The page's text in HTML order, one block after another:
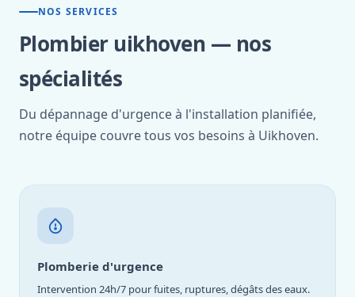
NOS SERVICES
Plombier uikhoven — nos
spécialités
Du dépannage d'urgence à l'installation planifiée,
notre équipe couvre tous vos besoins à Uikhoven.
Plomberie d'urgence
Intervention 24h/7 pour fuites, ruptures, dégâts des eaux.